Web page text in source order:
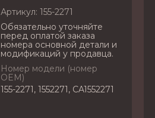
Артикул: 155-2271
Обязательно уточняйте
перед оплатой заказа
номера основной детали и
модификаций у продавца.
Номер модели (номер
OEM)
155-2271, 1552271, CA1552271